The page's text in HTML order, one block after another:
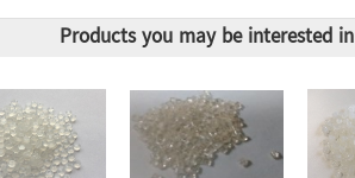
Products you may be interested in